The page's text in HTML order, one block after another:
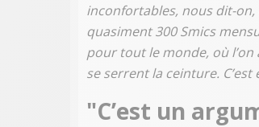
inconfortables, nous dit-on,
quasiment 300 Smics
pour tout le monde, où
se serrent la ceinture. C’est
"C’est un